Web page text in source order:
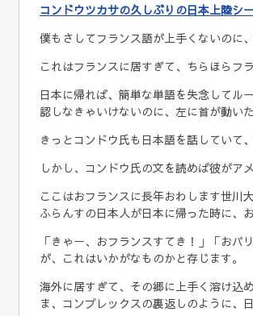
コンドウツカサの久しぶりの日本上陸シ
僕もさしてフランス語が上手くないのに
これはフランスに居すぎて、ちらほらフ
日本に帰れば、簡単な単語を失念してル
認しなきゃいけないのに、左に首が動い
きっとコンドウ氏も日本語を話していて
しかし、コンドウ氏の文を読めば彼がア
ここはおフランスに長年おわします世川
ふらんすの日本人が日本に帰った時に、
「きゃー、おフランスすてき！」「お
が、これはいかがなものかと存じます。
海外に居すぎて、その郷に上手く溶け込
ま、コンプレックスの裏返しのように、